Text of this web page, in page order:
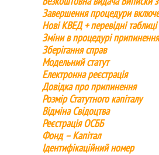
Завершення процедури
Нові КВЕД + перевідні
Зміни в процедурі припинення
Зберігання справ
Модельний статут
Електронна реєстрація
Довідка про припинення
Розмір Статутного капіталу
Відміна Свідоцтва
Реєстрація ОСББ
Фонд – Капітал
Ідентифікаційний номер